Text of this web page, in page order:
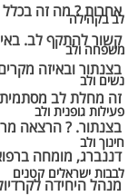
לב בקהילה
משפחה ולב
נשים ולב
פעילות גופנית ולב
חינוך ולב
לבבות ישראלים קטנים
אחרות ? מה זה בכלל
קשור להתקף לב.
בצנתור ובאיזה
זה מחלת לב
בצנתור. ? הרצאה
דננברג, מומחה
מנהל היחידה